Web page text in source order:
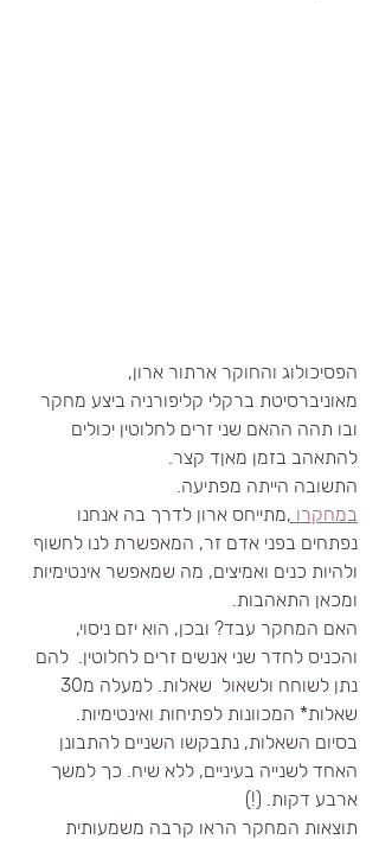
הפסיכולוג והחוקר ארתור ארון,
מאוניברסיטת ברקלי קליפורניה ביצע מחקר
ובו תהה ההאם שני זרים לחלוטין יכולים
להתאהב בזמן מאןד קצר.
התשובה הייתה מפתיעה.
במחקרו ,מתייחס ארון לדרך בה אנחנו
נפתחים בפני אדם זר, המאפשרת לנו לחשוף
ולהיות כנים ואמיצים, מה שמאפשר אינטימיות
ומכאן התאהבות.
האם המחקר עבד? ובכן, הוא יזם ניסוי,
והכניס לחדר שני אנשים זרים לחלוטין.  להם
שאלות* המכוונות לפתיחות ואינטימיות.
בסיום השאלות, נתבקשו השניים להתבונן
האחד לשנייה בעיניים, ללא שיח. כך למשך
ארבע דקות. (!)
תוצאות המחקר הראו קרבה משמעותית